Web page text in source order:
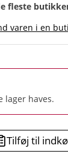
fleste
varen i en
lager haves.
Tilføj til